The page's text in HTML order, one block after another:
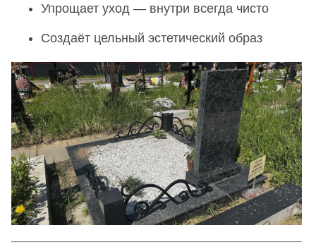
Упрощает уход — внутри всегда чисто
Создаёт цельный эстетический образ